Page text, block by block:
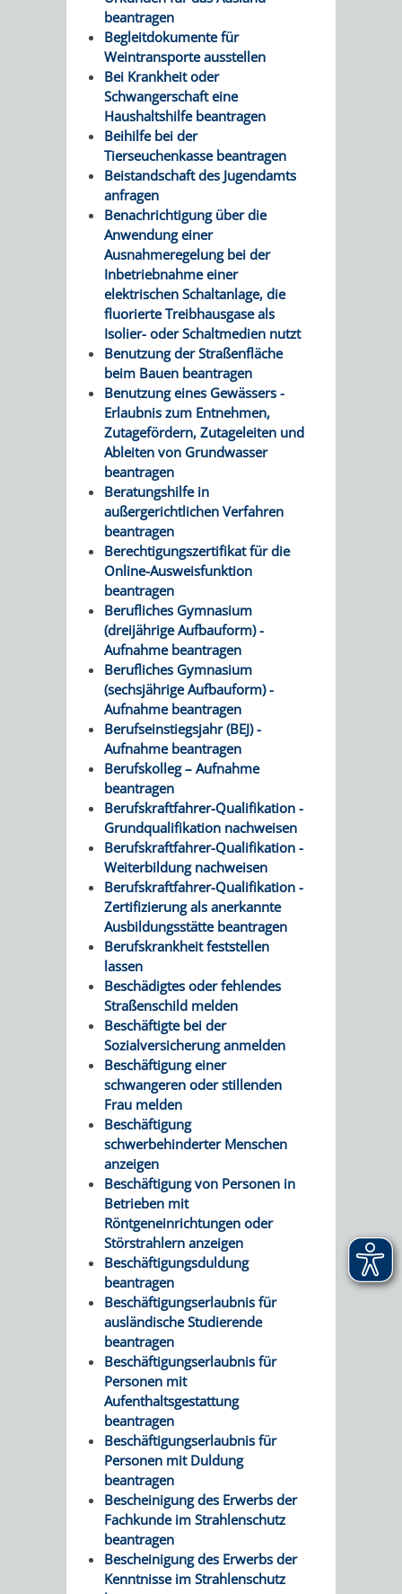
beantragen
Begleitdokumente für
Weintransporte ausstellen
Bei Krankheit oder
Schwangerschaft eine
Haushaltshilfe beantragen
Beihilfe bei der
Tierseuchenkasse beantragen
Beistandschaft des Jugendamts
anfragen
Benachrichtigung über die
Anwendung einer
Ausnahmeregelung bei der
Inbetriebnahme einer
elektrischen Schaltanlage, die
fluorierte Treibhausgase als
Isolier- oder Schaltmedien nutzt
Benutzung der Straßenfläche
beim Bauen beantragen
Benutzung eines Gewässers -
Erlaubnis zum Entnehmen,
Zutagefördern, Zutageleiten und
Ableiten von Grundwasser
beantragen
Beratungshilfe in
außergerichtlichen Verfahren
beantragen
Berechtigungszertifikat für die
Online-Ausweisfunktion
beantragen
Berufliches Gymnasium
(dreijährige Aufbauform) -
Aufnahme beantragen
Berufliches Gymnasium
(sechsjährige Aufbauform) -
Aufnahme beantragen
Berufseinstiegsjahr (BEJ) -
Aufnahme beantragen
Berufskolleg – Aufnahme
beantragen
Berufskraftfahrer-Qualifikation -
Grundqualifikation nachweisen
Berufskraftfahrer-Qualifikation -
Weiterbildung nachweisen
Berufskraftfahrer-Qualifikation -
Zertifizierung als anerkannte
Ausbildungsstätte beantragen
Berufskrankheit feststellen
lassen
Beschädigtes oder fehlendes
Straßenschild melden
Beschäftigte bei der
Sozialversicherung anmelden
Beschäftigung einer
schwangeren oder stillenden
Frau melden
Beschäftigung
schwerbehinderter Menschen
anzeigen
Beschäftigung von Personen in
Betrieben mit
Röntgeneinrichtungen oder
Störstrahlern anzeigen
Beschäftigungsduldung
beantragen
Beschäftigungserlaubnis für
ausländische Studierende
beantragen
Beschäftigungserlaubnis für
Personen mit
Aufenthaltsgestattung
beantragen
Beschäftigungserlaubnis für
Personen mit Duldung
beantragen
Bescheinigung des Erwerbs der
Fachkunde im Strahlenschutz
beantragen
Bescheinigung des Erwerbs der
Kenntnisse im Strahlenschutz